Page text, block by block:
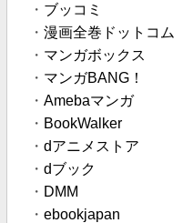
・ ブッコミ
・ 漫画全巻ドットコム
・ マンガボックス
・ マンガBANG！
・ Amebaマンガ
・ BookWalker
・ dアニメストア
・ dブック
・ DMM
・ ebookjapan